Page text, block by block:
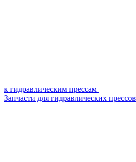
к гидравлическим прессам
Запчасти для гидравлических прессов